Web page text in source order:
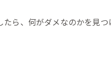
ら、何がダメなのかを見